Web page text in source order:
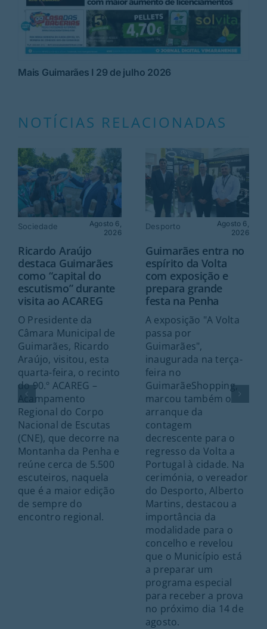
Mais Guimarães I 29 de julho 2026
NOTÍCIAS RELACIONADAS
Sociedade
Agosto 6,
2026
Ricardo Araújo
destaca Guimarães
como “capital do
escutismo” durante
visita ao ACAREG
O Presidente da
Câmara Municipal de
Guimarães, Ricardo
Araújo, visitou, esta
quarta-feira, o recinto
do 90.º ACAREG –
Acampamento
Regional do Corpo
Nacional de Escutas
(CNE), que decorre na
Montanha da Penha e
reúne cerca de 5.500
escuteiros, naquela
que é a maior edição
de sempre do
encontro regional.
Desporto
Agosto 6,
2026
Guimarães entra no
espírito da Volta
com exposição e
prepara grande
festa na Penha
A exposição "A Volta
passa por
Guimarães",
inaugurada na terça-
feira no
GuimarãeShopping,
marcou também o
arranque da
contagem
decrescente para o
regresso da Volta a
Portugal à cidade. Na
cerimónia, o vereador
do Desporto, Alberto
Martins, destacou a
importância da
modalidade para o
concelho e revelou
que o Município está
a preparar um
programa especial
para receber a prova
no próximo dia 14 de
agosto.